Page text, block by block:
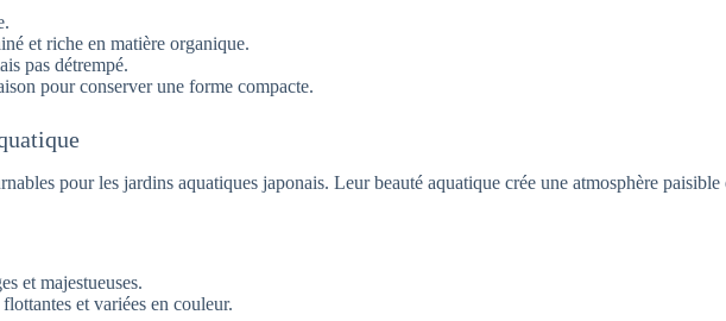
et riche en matière organique.
pas détrempé.
pour conserver une forme compacte.
pour les jardins aquatiques japonais. Leur beauté aquatique crée une atmosphère paisible
et majestueuses.
et variées en couleur.